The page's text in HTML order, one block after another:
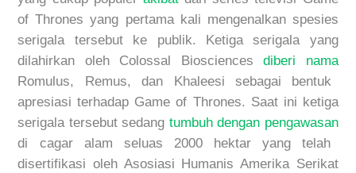
of Thronesyang pertama kali mengenalkan spesies
serigalatersebut ke publik. Ketiga serigala yang
dilahirkan oleh Colossal Biosciencesdiberi nama
Romulus, Remus, dan Khaleesi sebagai bentuk
apresiasi terhadap Game of Thrones. Saat ini ketiga
serigala tersebutsedang tumbuh dengan pengawasan
di cagar alam seluas 2000 hektar yang telah
disertifikasi oleh Asosiasi Humanis Amerika Serikat